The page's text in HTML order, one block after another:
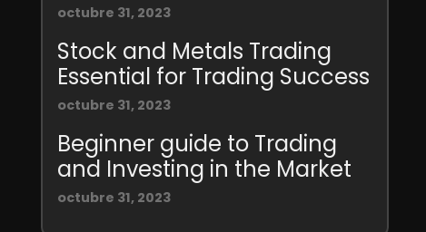
octubre 31, 2023
Stock and Metals Trading
Essential for Trading Success
octubre 31, 2023
Beginner guide to Trading
and Investing in the Market
octubre 31, 2023